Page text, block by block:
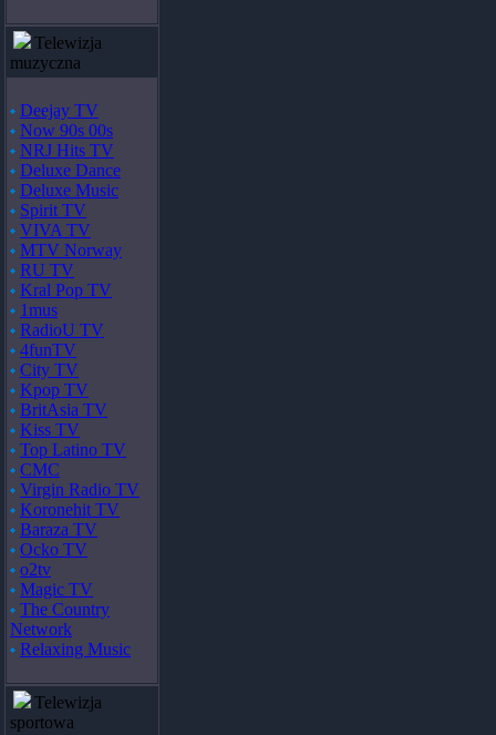
Telewizja
muzyczna
Deejay TV
Now 90s 00s
NRJ Hits TV
Deluxe Dance
Deluxe Music
Spirit TV
VIVA TV
MTV Norway
RU TV
Kral Pop TV
1mus
RadioU TV
4funTV
City TV
Kpop TV
BritAsia TV
Kiss TV
Top Latino TV
CMC
Virgin Radio TV
Koronehit TV
Baraza TV
Ocko TV
o2tv
Magic TV
The Country
Network
Relaxing Music
Telewizja
sportowa